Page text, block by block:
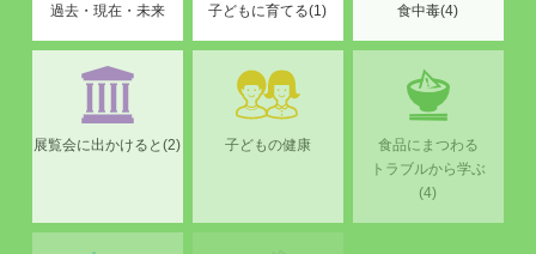
過去・現在・未来
子どもに育てる(1)
食中毒(4)
展覧会に出かけると(2) 子どもの健康
食品にまつわる
トラブルから学ぶ
(4)